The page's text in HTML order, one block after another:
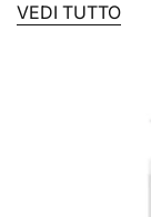
VEDI TUTTO